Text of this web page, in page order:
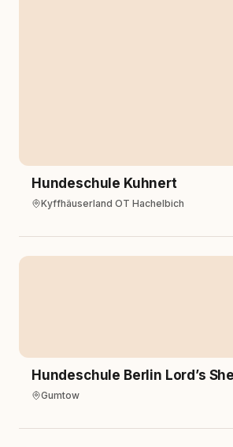
Hundeschule Kuhnert
Kyffhäuserland OT Hachelbich
Hundeschule Berlin Lord’s
Gumtow